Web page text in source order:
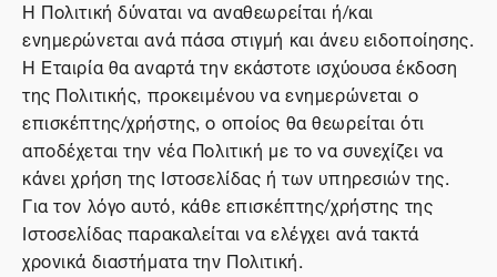
Η Πολιτική δύναται να αναθεωρείται ή/και
ενημερώνεται ανά πάσα στιγμή και άνευ ειδοποίησης.
Η Εταιρία θα αναρτά την εκάστοτε ισχύουσα έκδοση
της Πολιτικής, προκειμένου να ενημερώνεται ο
επισκέπτης/χρήστης, ο οποίος θα θεωρείται ότι
αποδέχεται την νέα Πολιτική με το να συνεχίζει να
κάνει χρήση της Ιστοσελίδας ή των υπηρεσιών της.
Για τον λόγο αυτό, κάθε επισκέπτης/χρήστης της
Ιστοσελίδας παρακαλείται να ελέγχει ανά τακτά
χρονικά διαστήματα την Πολιτική.